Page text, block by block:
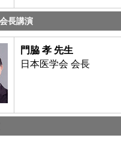
長講演
門脇 孝 先生
日本医学会 会長